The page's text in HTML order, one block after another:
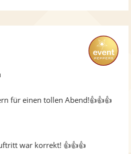
für einen tollen Abend!👍👍👍
war korrekt! 👍👍👍